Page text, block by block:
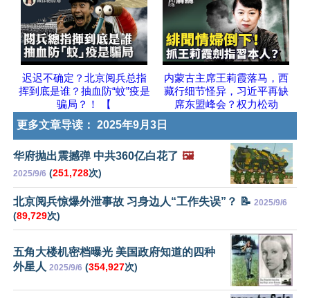
迟迟不确定？北京阅兵总指
挥到底是谁？抽血防“蚊”疫是
骗局？！ 【
内蒙古主席王莉霞落马，西
藏行细节怪异，习近平再缺
席东盟峰会？权力松动
更多文章导读： 2025年9月3日
华府抛出震撼弹 中共360亿白花了 🖼️
2025/9/6 (251,728次)
北京阅兵惊爆外泄事故 习身边人“工作失误”？ 📝 2025/9/6
(89,729次)
五角大楼机密档曝光 美国政府知道的四种
外星人 2025/9/6 (354,927次)